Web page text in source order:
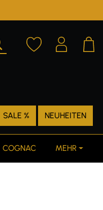
SALE % NEUHEITEN
COGNAC MEHR